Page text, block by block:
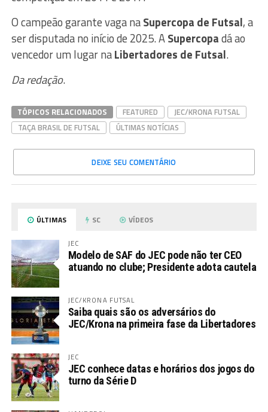
O campeão garante vaga naSupercopa de Futsal, a
ser disputada no início de 2025. ASupercopadá ao
vencedor um lugar naLibertadores de Futsal.
Da redação.
TÓPICOS RELACIONADOS FEATURED
JEC/KRONA FUTSAL
TAÇA BRASIL DE FUTSAL
ÚLTIMAS NOTÍCIAS
DEIXE SEU COMENTÁRIO
ÚLTIMAS SC VÍDEOS
JEC
Modelo de SAF do JEC pode não ter CEO
atuando no clube; Presidente adota cautela
JEC/KRONA FUTSAL
Saiba quais são os adversários do
JEC/Krona na primeira fase da Libertadores
JEC
JEC conhece datas e horários dos jogos do
turno da Série D